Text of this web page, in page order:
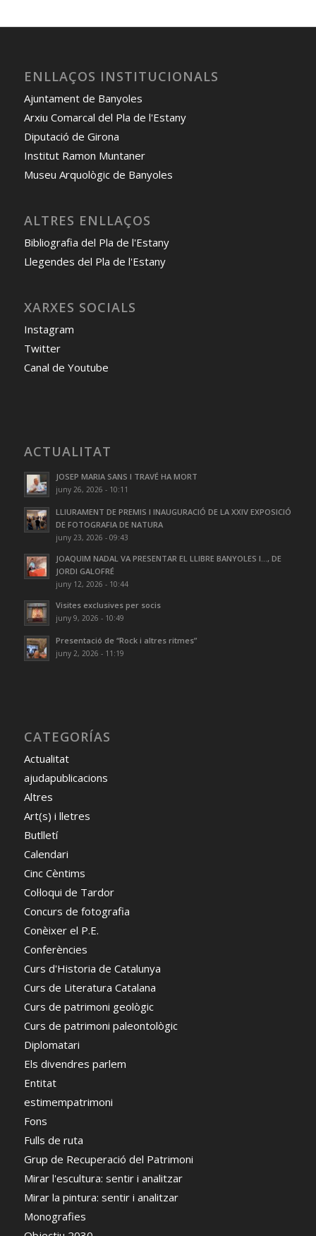
ENLLAÇOS INSTITUCIONALS
Ajuntament de Banyoles
Arxiu Comarcal del Pla de l'Estany
Diputació de Girona
Institut Ramon Muntaner
Museu Arquològic de Banyoles
ALTRES ENLLAÇOS
Bibliografia del Pla de l'Estany
Llegendes del Pla de l'Estany
XARXES SOCIALS
Instagram
Twitter
Canal de Youtube
ACTUALITAT
JOSEP MARIA SANS I TRAVÉ HA MORT
juny 26, 2026 - 10:11
LLIURAMENT DE PREMIS I INAUGURACIÓ DE LA XXIV EXPOSICIÓ
DE FOTOGRAFIA DE NATURA
juny 23, 2026 - 09:43
JOAQUIM NADAL VA PRESENTAR EL LLIBRE BANYOLES I…, DE
JORDI GALOFRÉ
juny 12, 2026 - 10:44
Visites exclusives per socis
juny 9, 2026 - 10:49
Presentació de “Rock i altres ritmes”
juny 2, 2026 - 11:19
CATEGORÍAS
Actualitat
ajudapublicacions
Altres
Art(s) i lletres
Butlletí
Calendari
Cinc Cèntims
Col·loqui de Tardor
Concurs de fotografia
Conèixer el P.E.
Conferències
Curs d'Historia de Catalunya
Curs de Literatura Catalana
Curs de patrimoni geològic
Curs de patrimoni paleontològic
Diplomatari
Els divendres parlem
Entitat
estimempatrimoni
Fons
Fulls de ruta
Grup de Recuperació del Patrimoni
Mirar l'escultura: sentir i analitzar
Mirar la pintura: sentir i analitzar
Monografies